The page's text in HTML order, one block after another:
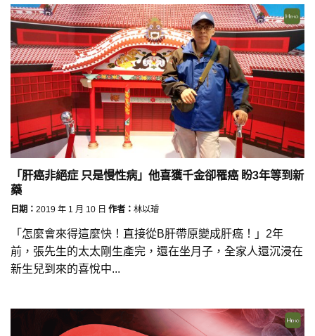
「肝癌非絕症 只是慢性病」他喜獲千金卻罹癌 盼3年等到新
藥
日期： 2019 年 1 月 10 日 作者： 林以璿
「怎麼會來得這麼快！直接從B肝帶原變成肝癌！」2年
前，張先生的太太剛生產完，還在坐月子，全家人還沉浸在
新生兒到來的喜悅中...